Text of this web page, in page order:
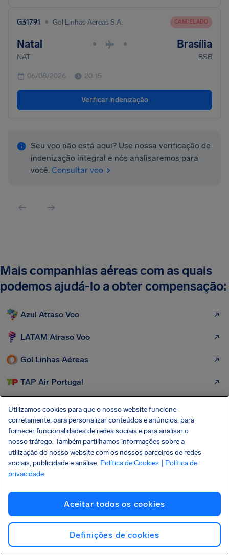
G31791 • Gol Linhas Aereas S.A. CANCELADO
Natal • • Brasília
NAT BSB
06/08/2026 20:15
Verificar indenização
Seu voo não está aqui? Use nossa verificação de
indenização integral e nós analisaremos para
você. Consultar voo
Mais companhias aéreas com as quais
podemos ajudá-lo a obter compensação:
Azul Atraso Voo
LATAM Atraso Voo
Gol Linhas Aéreas
TAP Air Portugal
Lufthansa
American Airlines
United Airlines
ITA Airways
British Airways
Utilizamos cookies para que o nosso website funcione
corretamente, para personalizar conteúdos e anúncios, para
fornecer funcionalidades de redes sociais e para analisar o
nosso tráfego. Também partilhamos informações sobre a
utilização do nosso website com os nossos parceiros de redes
sociais, publicidade e análise. Política de Cookies
| Política de
privacidade
Aceitar todos os cookies
Definições de cookies